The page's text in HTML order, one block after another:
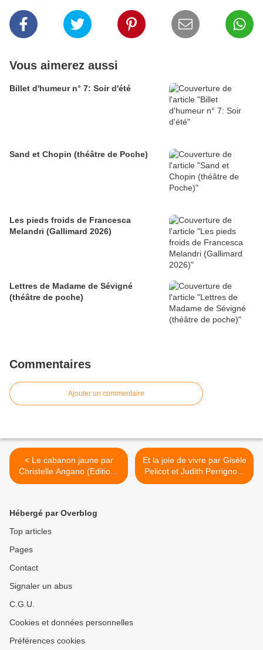
Vous aimerez aussi
Billet d'humeur n° 7: Soir d'été
Sand et Chopin (théâtre de Poche)
Les pieds froids de Francesca
Melandri (Gallimard 2026)
Lettres de Madame de Sévigné
(théâtre de poche)
Commentaires
Ajouter un commentaire
< Le cabanon jaune par
Christelle Angano (Editions
Rémanence, 2016)
Et la joie de vivre par Gisèle
Pelicot et Judith Perrignon,
(Flammarion 2026) >
Hébergé par Overblog
Top articles
Pages
Contact
Signaler un abus
C.G.U.
Cookies et données personnelles
Préférences cookies